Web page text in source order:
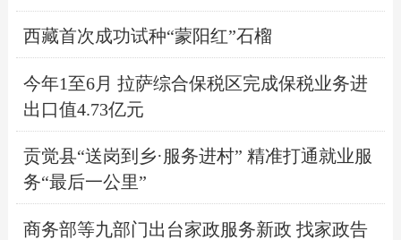
西藏首次成功试种“蒙阳红”石榴
今年1至6月 拉萨综合保税区完成保税业务进
出口值4.73亿元
贡觉县“送岗到乡·服务进村” 精准打通就业服
务“最后一公里”
商务部等九部门出台家政服务新政 找家政告